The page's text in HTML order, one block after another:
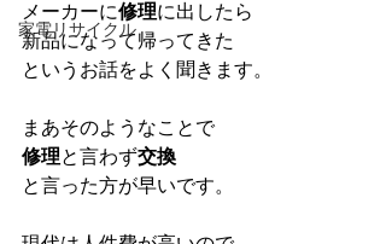
家電リサイクル
メーカーに修理に出したら
新品になって帰ってきた
というお話をよく聞きます。
まあそのようなことで
修理と言わず交換
と言った方が早いです。